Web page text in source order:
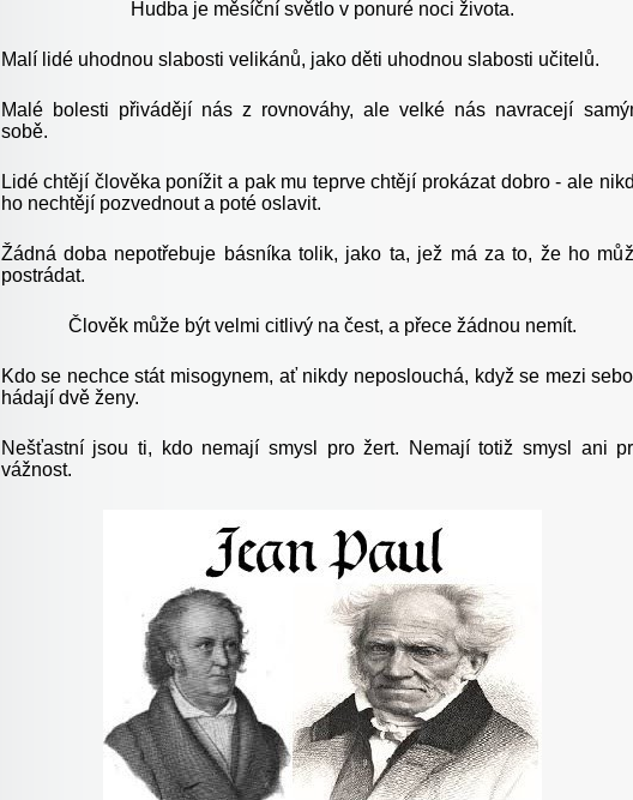
Hudba je měsíční světlo v ponuré noci života.
Malí lidé uhodnou slabosti velikánů, jako děti uhodnou slabosti učitelů.
Malé bolesti přivádějí nás z rovnováhy, ale velké nás navracejí
sobě.
Lidé chtějí člověka ponížit a pak mu teprve chtějí prokázat dobro - ale
ho nechtějí pozvednout a poté oslavit.
Žádná doba nepotřebuje básníka tolik, jako ta, jež má za to, že ho
postrádat.
Člověk může být velmi citlivý na čest, a přece žádnou nemít.
Kdo se nechce stát misogynem, ať nikdy neposlouchá, když se mezi
hádají dvě ženy.
Nešťastní jsou ti, kdo nemají smysl pro žert. Nemají totiž smysl ani
vážnost.